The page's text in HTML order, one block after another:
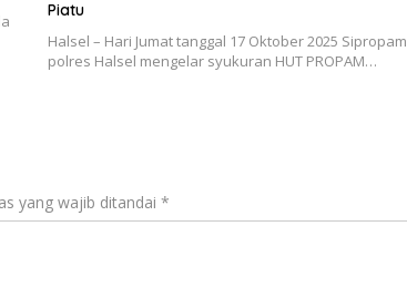
Piatu
Halsel – Hari Jumat tanggal 17 Oktober 2025 Sipropam
polres Halsel mengelar syukuran HUT PROPAM…
yang wajib ditandai *